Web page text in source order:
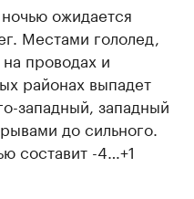
ожидается
Местами гололед,
проводах и
районах выпадет
западный, западный
до сильного.
составит -4…+1